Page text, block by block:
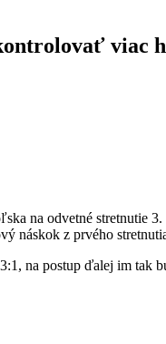
na odvetné stretnutie
náskok z prvého
na postup ďalej im tak